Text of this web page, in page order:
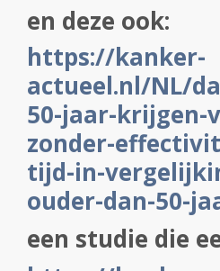
en deze ook:
https://kanker-
actueel.nl/NL/
50-jaar-krijgen-
zonder-
tijd-in-
ouder-dan-50-
een studie die